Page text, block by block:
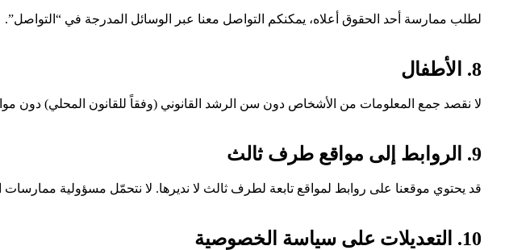
لطلب ممارسة أحد الحقوق أعلاه، يمكنكم التواصل معنا عبر الوسائل المدرجة في “التواصل”.
8. الأطفال
لا نقصد جمع المعلومات من الأشخاص دون سن الرشد القانوني (وفقاً للقانون المحلي) دون
9. الروابط إلى مواقع طرف ثالث
قد يحتوي موقعنا على روابط لمواقع تابعة لطرف ثالث لا نديرها. لا نتحمّل مسؤولية
10. التعديلات على سياسة الخصوصية